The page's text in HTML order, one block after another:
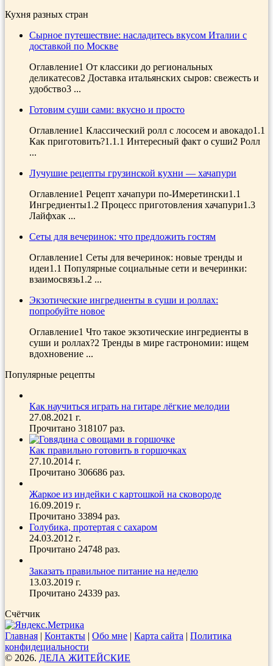
Кухня разных стран
Сырное путешествие: насладитесь вкусом Италии с
доставкой по Москве
Оглавление1 От классики до региональных
деликатесов2 Доставка итальянских сыров: свежесть и
удобство3 ...
Готовим суши сами: вкусно и просто
Оглавление1 Классический ролл с лососем и авокадо1.1
Как приготовить?1.1.1 Интересный факт о суши2 Ролл
...
Лучушие рецепты грузинской кухни — хачапури
Оглавление1 Рецепт хачапури по-Имеретински1.1
Ингредиенты1.2 Процесс приготовления хачапури1.3
Лайфхак ...
Сеты для вечеринок: что предложить гостям
Оглавление1 Сеты для вечеринок: новые тренды и
идеи1.1 Популярные социальные сети и вечеринки:
взаимосвязь1.2 ...
Экзотические ингредиенты в суши и роллах:
попробуйте новое
Оглавление1 Что такое экзотические ингредиенты в
суши и роллах?2 Тренды в мире гастрономии: ищем
вдохновение ...
Популярные рецепты
Как научиться играть на гитаре лёгкие мелодии
27.08.2021 г.
Прочитано 318107 раз.
Как правильно готовить в горшочках
27.10.2014 г.
Прочитано 306686 раз.
Жаркое из индейки с картошкой на сковороде
16.09.2019 г.
Прочитано 33894 раз.
Голубика, протертая с сахаром
24.03.2012 г.
Прочитано 24748 раз.
Заказать правильное питание на неделю
13.03.2019 г.
Прочитано 24339 раз.
Счётчик
Главная | Контакты | Обо мне | Карта сайта | Политика
конфидециальности
© 2026. ДЕЛА ЖИТЕЙСКИЕ